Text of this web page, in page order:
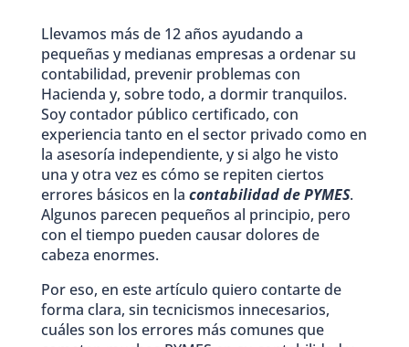
Llevamos más de 12 años ayudando a
pequeñas y medianas empresas a ordenar su
contabilidad, prevenir problemas con
Hacienda y, sobre todo, a dormir tranquilos.
Soy contador público certificado, con
experiencia tanto en el sector privado como en
la asesoría independiente, y si algo he visto
una y otra vez es cómo se repiten ciertos
errores básicos en la contabilidad de PYMES.
Algunos parecen pequeños al principio, pero
con el tiempo pueden causar dolores de
cabeza enormes.
Por eso, en este artículo quiero contarte de
forma clara, sin tecnicismos innecesarios,
cuáles son los errores más comunes que